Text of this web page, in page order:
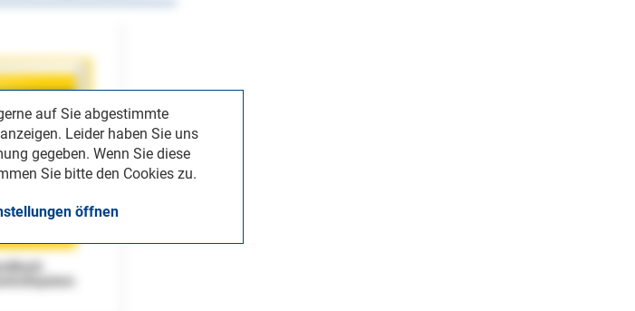
auf Sie abgestimmte
Leider haben Sie uns
gegeben. Wenn Sie diese
Sie bitte den Cookies zu.
öffnen